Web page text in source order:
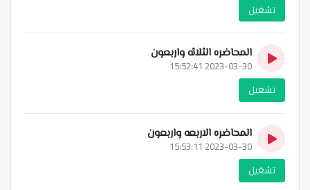
تشغيل
المحاضره الثلاثه واربعون
2023-03-30 15:52:41
تشغيل
المحاضره الاربعه واربعون
2023-03-30 15:53:11
تشغيل